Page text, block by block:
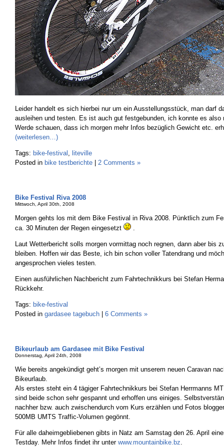
Leider handelt es sich hierbei nur um ein Ausstellungsstück, man darf
ausleihen und testen. Es ist auch gut festgebunden, ich konnte es also
Werde schauen, dass ich morgen mehr Infos bezüglich Gewicht etc.
(weiterlesen…)
Tags: bike-festival , liteville
Posted in bike testberichte 2 Comments »
Bike Festival Riva 2008
Mittwoch, April 30th, 2008
Morgen gehts los mit dem Bike Festival in Riva 2008. Pünktlich zum
ca. 30 Minuten der Regen eingesetzt
.
Laut Wetterbericht solls morgen vormittag noch regnen, dann aber bis
bleiben. Hoffen wir das Beste, ich bin schon voller Tatendrang und
angesprochen vieles testen.
Einen ausführlichen Nachbericht zum Fahrtechnikkurs bei Stefan
Rückkehr.
Tags: bike-festival
Posted in gardasee tagebuch 6 Comments »
Bikeurlaub am Gardasee mit Bike Festival
Donnerstag, April 24th, 2008
Wie bereits angekündigt geht’s morgen mit unserem neuen Caravan
Bikeurlaub.
Als erstes steht ein 4 tägiger Fahrtechnikkurs bei Stefan Herrmanns
sind beide schon sehr gespannt und erhoffen uns einiges.
nachher bzw. auch zwischendurch vom Kurs erzählen und Fotos
500MB UMTS Traffic-Volumen gegönnt.
Für alle daheimgebliebenen gibts in Natz am Samstag den 26. April
Testday. Mehr Infos findet ihr unter www.mountainbike.bz.